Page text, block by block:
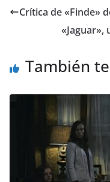
Crítica de «Finde»
«Jaguar»,
También